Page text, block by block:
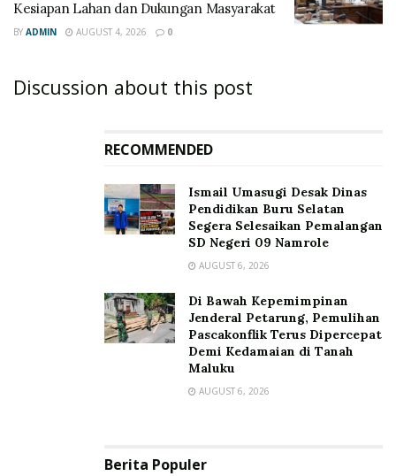
Kesiapan Lahan dan Dukungan Masyarakat
BY ADMIN AUGUST 4, 2026 0
Discussion about this post
RECOMMENDED
Ismail Umasugi Desak Dinas
Pendidikan Buru Selatan
Segera Selesaikan Pemalangan
SD Negeri 09 Namrole
AUGUST 6, 2026
Di Bawah Kepemimpinan
Jenderal Petarung, Pemulihan
Pascakonflik Terus Dipercepat
Demi Kedamaian di Tanah
Maluku
AUGUST 6, 2026
Berita Populer